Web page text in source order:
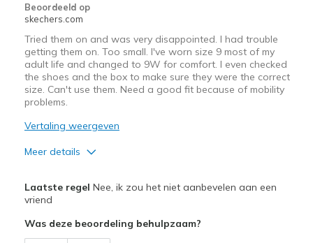
Travel
Width
Feels true to width
Sizing
Feels true to size
View On Shoes
Shoes are for Wearing
Beoordeeld op
skechers.com
Tried them on and was very disappointed. I had trouble
getting them on. Too small. I've worn size 9 most of my
adult life and changed to 9W for comfort. I even checked
the shoes and the box to make sure they were the correct
size. Can't use them. Need a good fit because of mobility
problems.
Vertaling weergeven
Meer details
Sizing
Feels full size too small
Laatste regel Nee, ik zou het niet aanbevelen aan een
vriend
Was deze beoordeling behulpzaam?